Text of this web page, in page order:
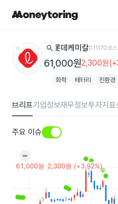
star search 롯데케미칼011170코스
61,000원2,300원
화학 배터리 친환경
브리프기업정보재무정보투자지표
주요 이슈